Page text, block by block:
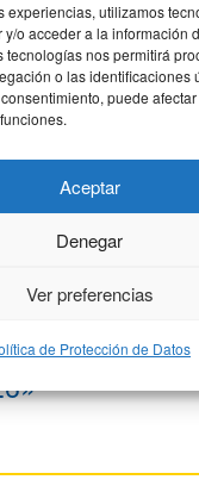
experiencias, utilizamos
o acceder a la información
tecnologías nos permitirá
o las identificaciones
puede
Aceptar
Denegar
Ver preferencias
de Protección de Datos
«De